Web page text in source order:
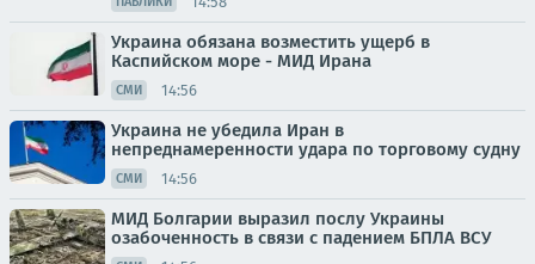
Украина обязана возместить ущерб в
Каспийском море - МИД Ирана
СМИ 14:56
Украина не убедила Иран в
непреднамеренности удара по торговому судну
СМИ 14:56
МИД Болгарии выразил послу Украины
озабоченность в связи с падением БПЛА ВСУ